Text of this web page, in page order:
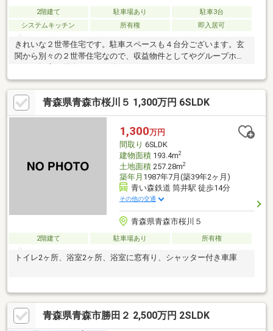
2階建て 駐車場あり
駐車3台
システムキッチン
所有権 即入居可
きれいな２世帯住宅です。駐車スペースも４台分ございます。玄
関から別々の２世帯住宅なので、収益物件としてやグループホー
ムなど幅広い用途としてお使いいただけそうです♪
青森県青森市桜川５ 1,300万円 6SLDK
1,300万円
間取り 6SLDK
建物面積193.4m2
土地面積257.28m2
築年月 1987年7月(築39年2ヶ月)
青い森鉄道 筒井駅 徒歩14分
その他の交通
青森県青森市桜川５
2階建て 駐車場あり 所有権
トイレ2ヶ所、浴室2ヶ所、浴室に窓有り、シャッター付き車庫
青森県青森市勝田２ 2,500万円 2SLDK